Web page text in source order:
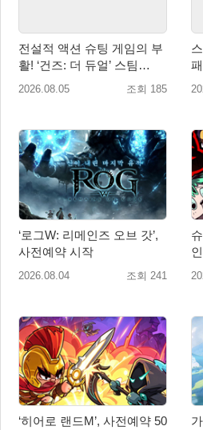
전설적 액션 슈팅 게임의 부
활! ‘건즈: 더 듀얼’ 스팀
(Steam) 8월 14일 정식 오픈
2026.08.05 조회 185
‘로그W: 리메인즈 오브 갓’,
사전예약 시작
2026.08.04 조회 241
‘히어로 랜드M’, 사전예약 50